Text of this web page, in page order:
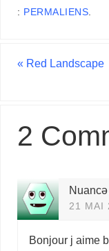
: PERMALIENS.
« Red Landscape
2
21 MAI
Bonjour j aime